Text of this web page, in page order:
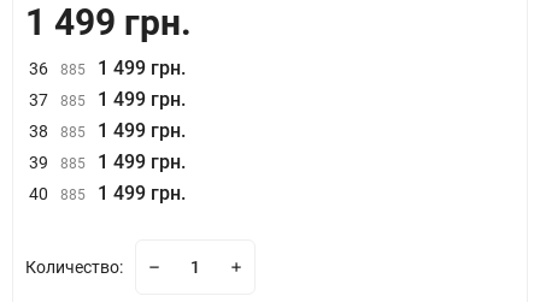
1 499 грн.
36 885 1 499 грн.
37 885 1 499 грн.
38 885 1 499 грн.
39 885 1 499 грн.
40 885 1 499 грн.
Количество: